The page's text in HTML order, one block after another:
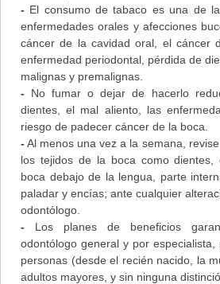
- El consumo de tabaco es una de
enfermedades orales y afecciones
cáncer de la cavidad oral, el cáncer
enfermedad periodontal, pérdida de
malignas y premalignas.
- No fumar o dejar de hacerlo
dientes, el mal aliento, las
riesgo de padecer cáncer de la boca.
- Al menos una vez a la semana,
los tejidos de la boca como dientes,
boca debajo de la lengua, parte
paladar y encías; ante cualquier
odontólogo.
- Los planes de beneficios
odontólogo general y por
personas (desde el recién nacido, la
adultos mayores, y sin ninguna